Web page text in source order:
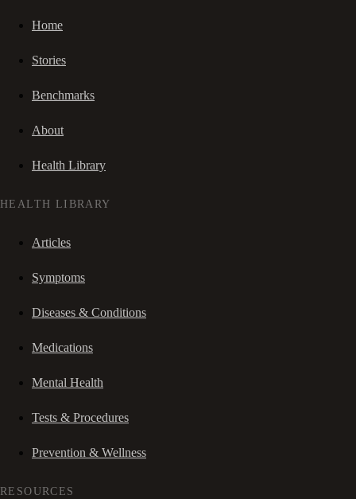
Home
Stories
Benchmarks
About
Health Library
HEALTH LIBRARY
Articles
Symptoms
Diseases & Conditions
Medications
Mental Health
Tests & Procedures
Prevention & Wellness
RESOURCES